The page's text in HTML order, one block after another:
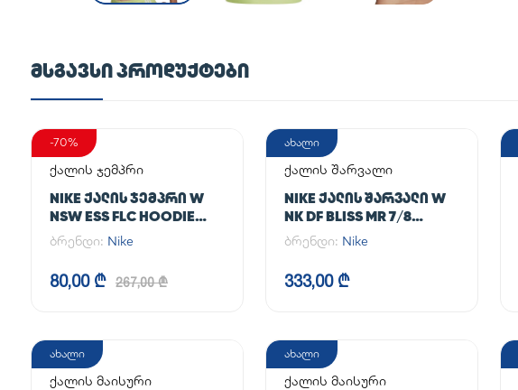
ᲛᲡᲒᲐᲕᲡᲘ ᲞᲠᲝᲓᲣᲥᲢᲔᲑᲘ
-70%
ქალის ჯემპრი
NIKE ᲥᲐᲚᲘᲡ ᲯᲔᲛᲞᲠᲘ W
NSW ESS FLC HOODIE
CLCTN RE
ბრენდი: Nike
80,00 ₾ 267,00 ₾
ახალი
ქალის შარვალი
NIKE ᲥᲐᲚᲘᲡ ᲨᲐᲠᲕᲐᲚᲘ W
NK DF BLISS MR 7/8
JOGGER
ბრენდი: Nike
333,00 ₾
ახალი
ქალის მაისური
ახალი
ქალის მაისური